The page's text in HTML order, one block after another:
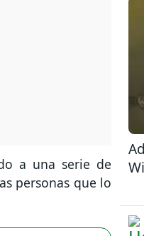
a una serie de
personas que lo